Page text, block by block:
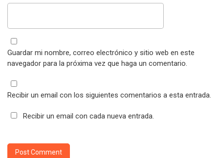
Guardar mi nombre, correo electrónico y sitio web en este
navegador para la próxima vez que haga un comentario.
Recibir un email con los siguientes comentarios a esta entrada.
Recibir un email con cada nueva entrada.